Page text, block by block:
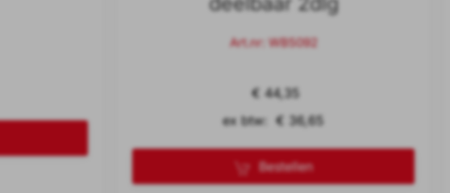
Art.nr: WB5092
€ 44,35
ex btw: € 36,65
Bestellen